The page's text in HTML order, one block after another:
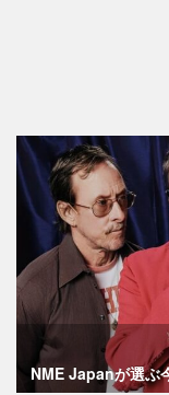
NME Japanが選ぶ